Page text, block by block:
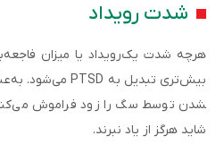
شدت رویداد
هرچه شدت یک‌رویداد یا میزان
شدن توسط سگ را زود فراموش
شاید هرگز از یاد نبرند.